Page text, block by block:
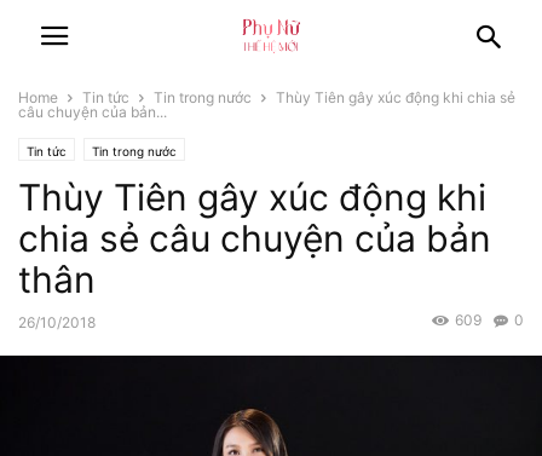
Home Tin tức Tin trong nước
Thùy Tiên gây xúc động khi chia sẻ
câu chuyện của bản...
Tin tức Tin trong nước
Thùy Tiên gây xúc động khi
chia sẻ câu chuyện của bản
thân
26/10/2018 0
609